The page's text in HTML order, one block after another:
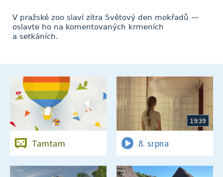
V pražské zoo slaví zítra Světový den mokřadů —
oslavte ho na komentovaných krmeních
a setkáních.
Tamtam
19:39
8. srpna